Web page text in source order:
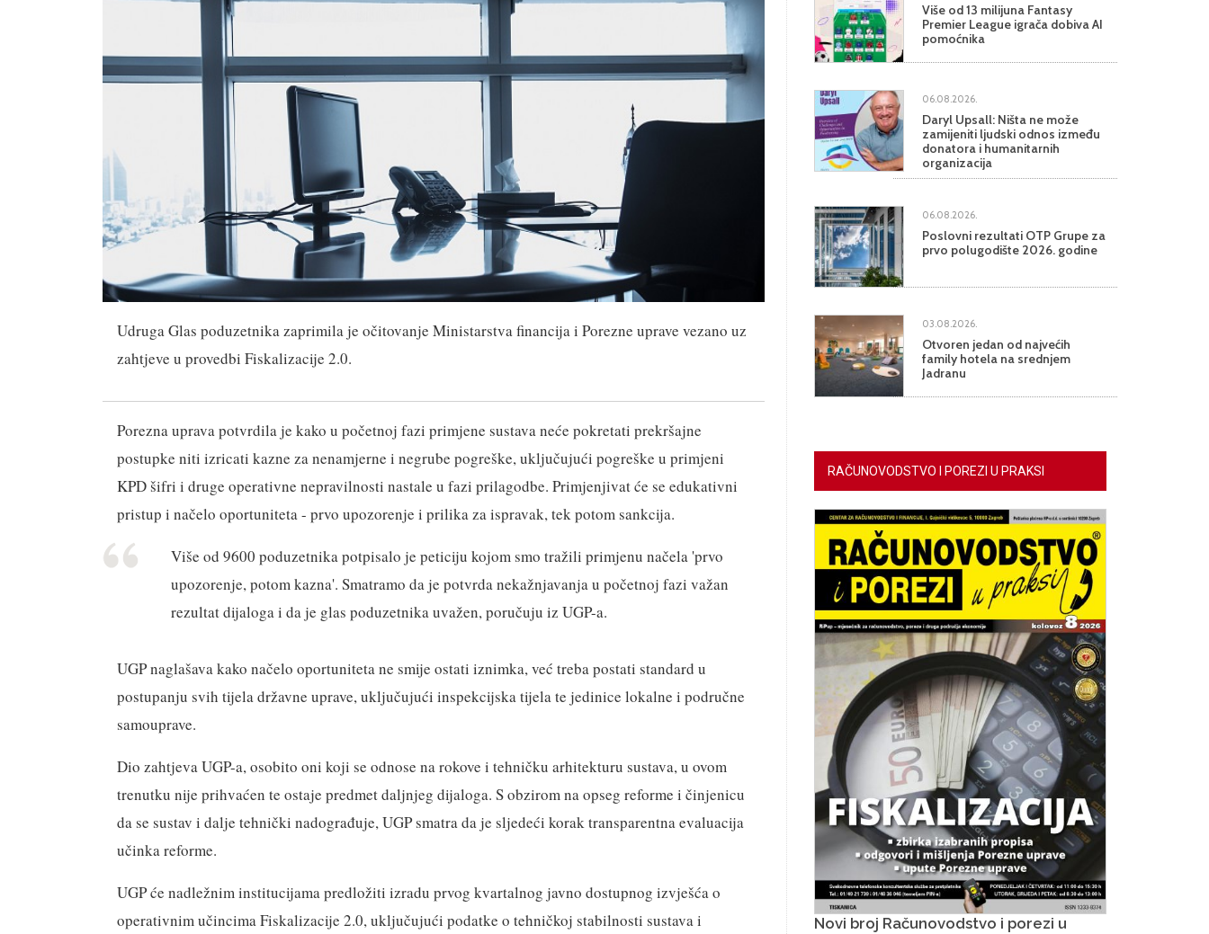
Udruga Glas poduzetnika zaprimila je očitovanje Ministarstva financija i Porezne uprave vezano uz
zahtjeve u provedbi Fiskalizacije 2.0.
Porezna uprava potvrdila je kako u početnoj fazi primjene sustava neće pokretati prekršajne
postupke niti izricati kazne za nenamjerne i negrube pogreške, uključujući pogreške u primjeni
KPD šifri i druge operativne nepravilnosti nastale u fazi prilagodbe. Primjenjivat će se edukativni
pristup i načelo oportuniteta - prvo upozorenje i prilika za ispravak, tek potom sankcija.
Više od 9600 poduzetnika potpisalo je peticiju kojom smo tražili primjenu načela 'prvo
upozorenje, potom kazna'. Smatramo da je potvrda nekažnjavanja u početnoj fazi važan
rezultat dijaloga i da je glas poduzetnika uvažen, poručuju iz UGP-a.
UGP naglašava kako načelo oportuniteta ne smije ostati iznimka, već treba postati standard u
postupanju svih tijela državne uprave, uključujući inspekcijska tijela te jedinice lokalne i područne
samouprave.
Dio zahtjeva UGP-a, osobito oni koji se odnose na rokove i tehničku arhitekturu sustava, u ovom
trenutku nije prihvaćen te ostaje predmet daljnjeg dijaloga. S obzirom na opseg reforme i činjenicu
da se sustav i dalje tehnički nadograđuje, UGP smatra da je sljedeći korak transparentna evaluacija
učinka reforme.
UGP će nadležnim institucijama predložiti izradu prvog kvartalnog javno dostupnog izvješća o
operativnim učincima Fiskalizacije 2.0, uključujući podatke o tehničkoj stabilnosti sustava i
Više od 13 milijuna Fantasy
Premier League igrača dobiva AI
pomoćnika
06.08.2026.
Daryl Upsall: Ništa ne može
zamijeniti ljudski odnos između
donatora i humanitarnih
organizacija
06.08.2026.
Poslovni rezultati OTP Grupe za
prvo polugodište 2026. godine
03.08.2026.
Otvoren jedan od najvećih
family hotela na srednjem
Jadranu
RAČUNOVODSTVO I POREZI U PRAKSI
Novi broj Računovodstvo i porezi u